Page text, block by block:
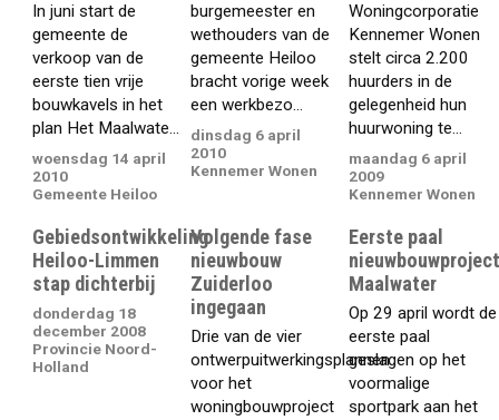
In juni start de
gemeente de
verkoop van de
eerste tien vrije
bouwkavels in het
plan Het Maalwate...
woensdag 14 april
2010
Gemeente Heiloo
burgemeester en
wethouders van de
gemeente Heiloo
bracht vorige week
een werkbezo...
dinsdag 6 april
2010
Kennemer Wonen
Woningcorporatie
Kennemer Wonen
stelt circa 2.200
huurders in de
gelegenheid hun
huurwoning te...
maandag 6 april
2009
Kennemer Wonen
Gebiedsontwikkeling
Heiloo-Limmen
stap dichterbij
donderdag 18
december 2008
Provincie Noord-
Holland
Volgende fase
nieuwbouw
Zuiderloo
ingegaan
Drie van de vier
ontwerpuitwerkingsplannen
voor het
woningbouwproject
Eerste paal
Maalwater
Op 29 april wordt de
eerste paal
geslagen op het
voormalige
sportpark aan het